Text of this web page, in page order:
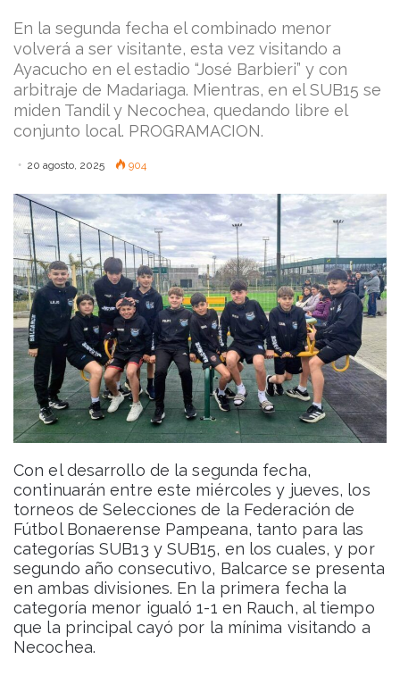
En la segunda fecha el combinado menor
volverá a ser visitante, esta vez visitando a
Ayacucho en el estadio “José Barbieri” y con
arbitraje de Madariaga. Mientras, en el SUB15 se
miden Tandil y Necochea, quedando libre el
conjunto local. PROGRAMACION.
20 agosto, 2025 904
Con el desarrollo de la segunda fecha,
continuarán entre este miércoles y jueves, los
torneos de Selecciones de la Federación de
Fútbol Bonaerense Pampeana, tanto para las
categorías SUB13 y SUB15, en los cuales, y por
segundo año consecutivo, Balcarce se presenta
en ambas divisiones. En la primera fecha la
categoría menor igualó 1-1 en Rauch, al tiempo
que la principal cayó por la mínima visitando a
Necochea.